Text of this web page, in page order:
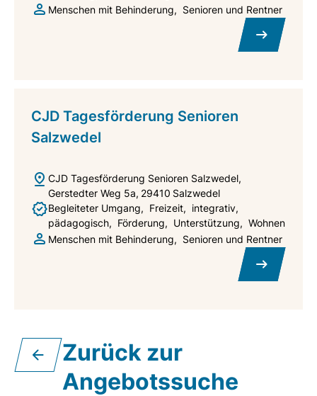
Menschen mit Behinderung
Senioren und Rentner
CJD Tagesförderung Senioren
Salzwedel
CJD Tagesförderung Senioren Salzwedel
Gerstedter Weg 5a 29410 Salzwedel
Begleiteter Umgang
Freizeit
integrativ
pädagogisch
Förderung Unterstützung
Wohnen
Menschen mit Behinderung
Senioren und Rentner
Zurück zur
Angebotssuche